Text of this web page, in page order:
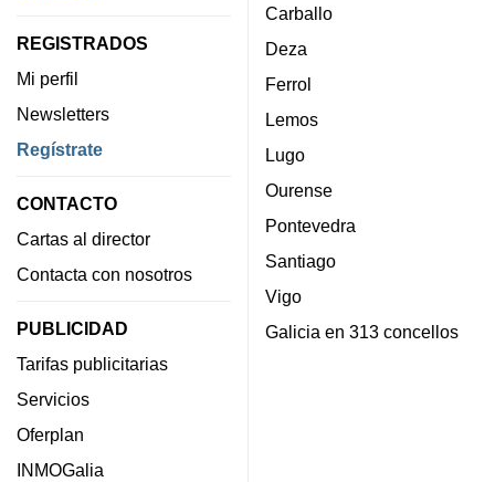
REGISTRADOS
Mi perfil
Newsletters
Regístrate
CONTACTO
Cartas al director
Contacta con nosotros
PUBLICIDAD
Tarifas publicitarias
Servicios
Oferplan
INMOGalia
Carballo
Deza
Ferrol
Lemos
Lugo
Ourense
Pontevedra
Santiago
Vigo
Galicia en 313 concellos